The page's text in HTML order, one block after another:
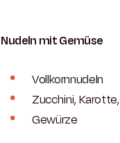
Nudeln mit Gemüse
Vollkornnudeln
Zucchini,
Gewürze